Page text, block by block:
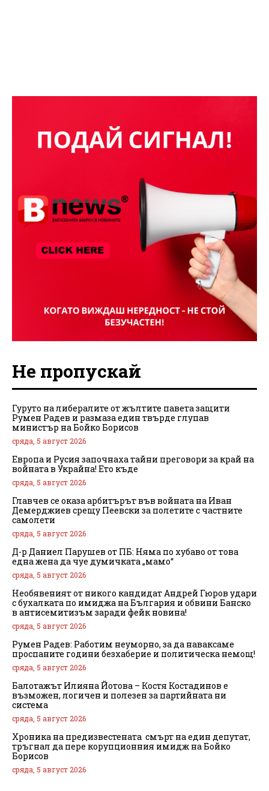
Не пропускай
Гуруто на либералите от жълтите павета защити
Румен Радев и размаза един твърде глупав
министър на Бойко Борисов
сряда, 5 август 2026
Европа и Русия започнаха тайни преговори за край на
войната в Украйна! Ето къде
сряда, 5 август 2026
Главчев се оказа арбитърът във войната на Иван
Демерджиев срещу Пеевски за полетите с частните
самолети
сряда, 5 август 2026
Д-р Даниел Парушев от ПБ: Няма по хубаво от това
една жена да чуе думичката „мамо“
сряда, 5 август 2026
Необявеният от никого кандидат Андрей Гюров удари
с бухалката по имиджа на България и обвини Банско
в антисемитизъм заради фейк новина!
сряда, 5 август 2026
Румен Радев: Работим неуморно, за да наваксаме
проспаните години безхаберие и политическа немощ!
сряда, 5 август 2026
Балотажът Илияна Йотова – Костя Костадинов е
възможен, логичен и полезен за партийната ни
система
сряда, 5 август 2026
Хроника на предизвестената смърт на един депутат,
тръгнал да пере корупционния имидж на Бойко
Борисов
сряда, 5 август 2026